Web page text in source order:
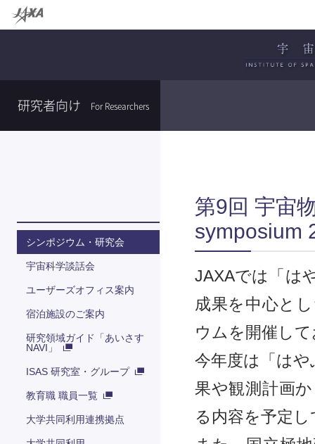
研究者向け For Researchers
第9回 宇宙
symposium
JAXAでは「は
成果を中心と
ウムを開催し
今年度は「は
果や観測計画
る内容を予定
シンポジウム・研究会
宇宙科学談話会
ユーザーズオフィス案内
宿泊施設のご案内
研究領域ガイド「あいさす
NAVI」
ISAS 研究室・グループ
教育職 職員一覧
大学共同利用連携拠点